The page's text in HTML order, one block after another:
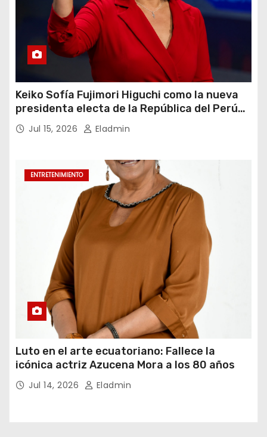
Keiko Sofía Fujimori Higuchi como la nueva
presidenta electa de la República del Perú
para el periodo constitucional 2026-2031
Jul 15, 2026 Eladmin
ENTRETENIMIENTO
Luto en el arte ecuatoriano: Fallece la
icónica actriz Azucena Mora a los 80 años
Jul 14, 2026 Eladmin